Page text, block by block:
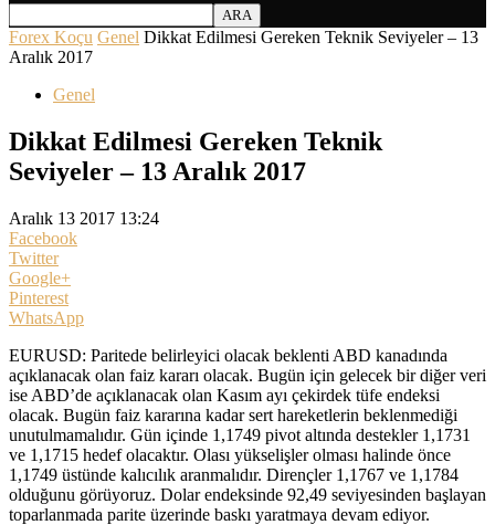
Forex Koçu Genel Dikkat Edilmesi Gereken Teknik Seviyeler – 13
Aralık 2017
Genel
Dikkat Edilmesi Gereken Teknik
Seviyeler – 13 Aralık 2017
Aralık 13 2017 13:24
Facebook
Twitter
Google+
Pinterest
WhatsApp
EURUSD: Paritede belirleyici olacak beklenti ABD kanadında
açıklanacak olan faiz kararı olacak. Bugün için gelecek bir diğer veri
ise ABD’de açıklanacak olan Kasım ayı çekirdek tüfe endeksi
olacak. Bugün faiz kararına kadar sert hareketlerin beklenmediği
unutulmamalıdır. Gün içinde 1,1749 pivot altında destekler 1,1731
ve 1,1715 hedef olacaktır. Olası yükselişler olması halinde önce
1,1749 üstünde kalıcılık aranmalıdır. Dirençler 1,1767 ve 1,1784
olduğunu görüyoruz. Dolar endeksinde 92,49 seviyesinden başlayan
toparlanmada parite üzerinde baskı yaratmaya devam ediyor.